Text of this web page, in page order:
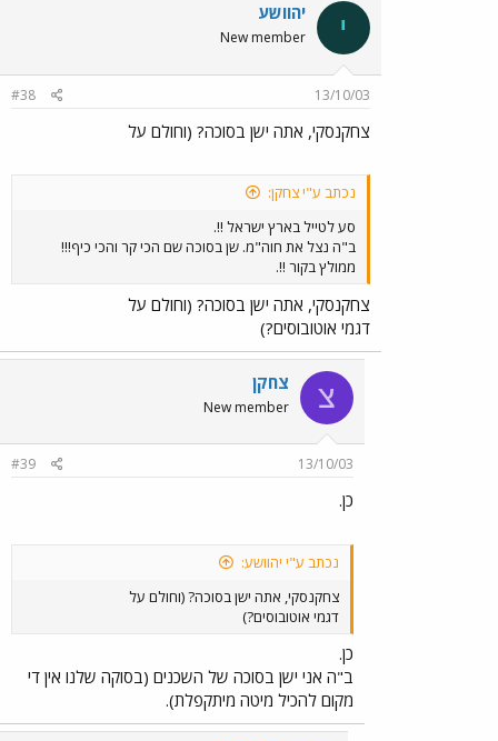
י יהוושע
New member
13/10/03
#38
צחקנסקי, אתה ישן בסוכה? (וחולם על
נכתב ע"י צחקן:
סע לטייל בארץ ישראל !!.
ב"ה נצל את חוה"מ. שן בסוכה שם הכי קר והכי כיף!!!
ממולץ בקור !!.
צחקנסקי, אתה ישן בסוכה? (וחולם על
דגמי אוטובוסים?)
צ צחקן
New member
13/10/03
#39
כן.
נכתב ע"י יהוושע:
צחקנסקי, אתה ישן בסוכה? (וחולם על
דגמי אוטובוסים?)
כן.
ב"ה אני ישן בסוכה של השכנים (בסוקה שלנו אין די
מקום להכיל מיטה מיתקפלת).